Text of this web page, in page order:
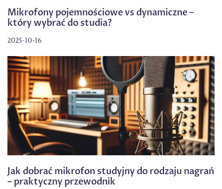
Mikrofony pojemnościowe vs dynamiczne –
który wybrać do studia?
2025-10-16
Jak dobrać mikrofon studyjny do rodzaju nagrań
– praktyczny przewodnik